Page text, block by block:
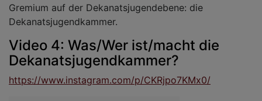
Gremium auf der Dekanatsjugendebene: die
Dekanatsjugendkammer.
Video 4: Was/Wer ist/macht die
Dekanatsjugendkammer?
https://www.instagram.com/p/CKRjpo7KMx0/